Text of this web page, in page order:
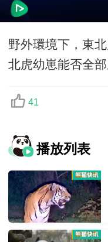
野外環境下，東
北虎幼崽能否全部
41
播放列表